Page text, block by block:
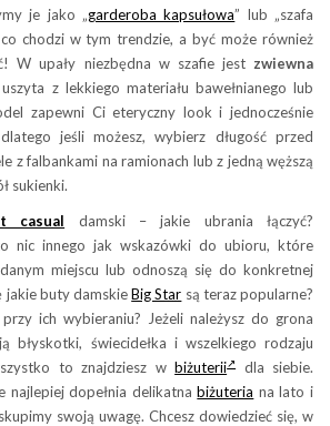
je jako „garderoba kapsułowa” lub „szafa
co chodzi w tym trendzie, a być może również
W upały niezbędna w szafie jest zwiewna
z lekkiego materiału bawełnianego lub
zapewni Ci eteryczny look i jednocześnie
jeśli możesz, wybierz długość przed
z falbankami na ramionach lub z jedną węższą
sukienki.
casual damski – jakie ubrania łączyć?
nic innego jak wskazówki do ubioru, które
miejscu lub odnoszą się do konkretnej
jakie buty damskieBig Star są teraz popularne?
ich wybieraniu? Jeżeli należysz do grona
błyskotki, świecidełka i wszelkiego rodzaju
to znajdziesz wbiżuterii dla siebie.
najlepiej dopełnia delikatnabiżuteria na lato i
swoją uwagę. Chcesz dowiedzieć się, w